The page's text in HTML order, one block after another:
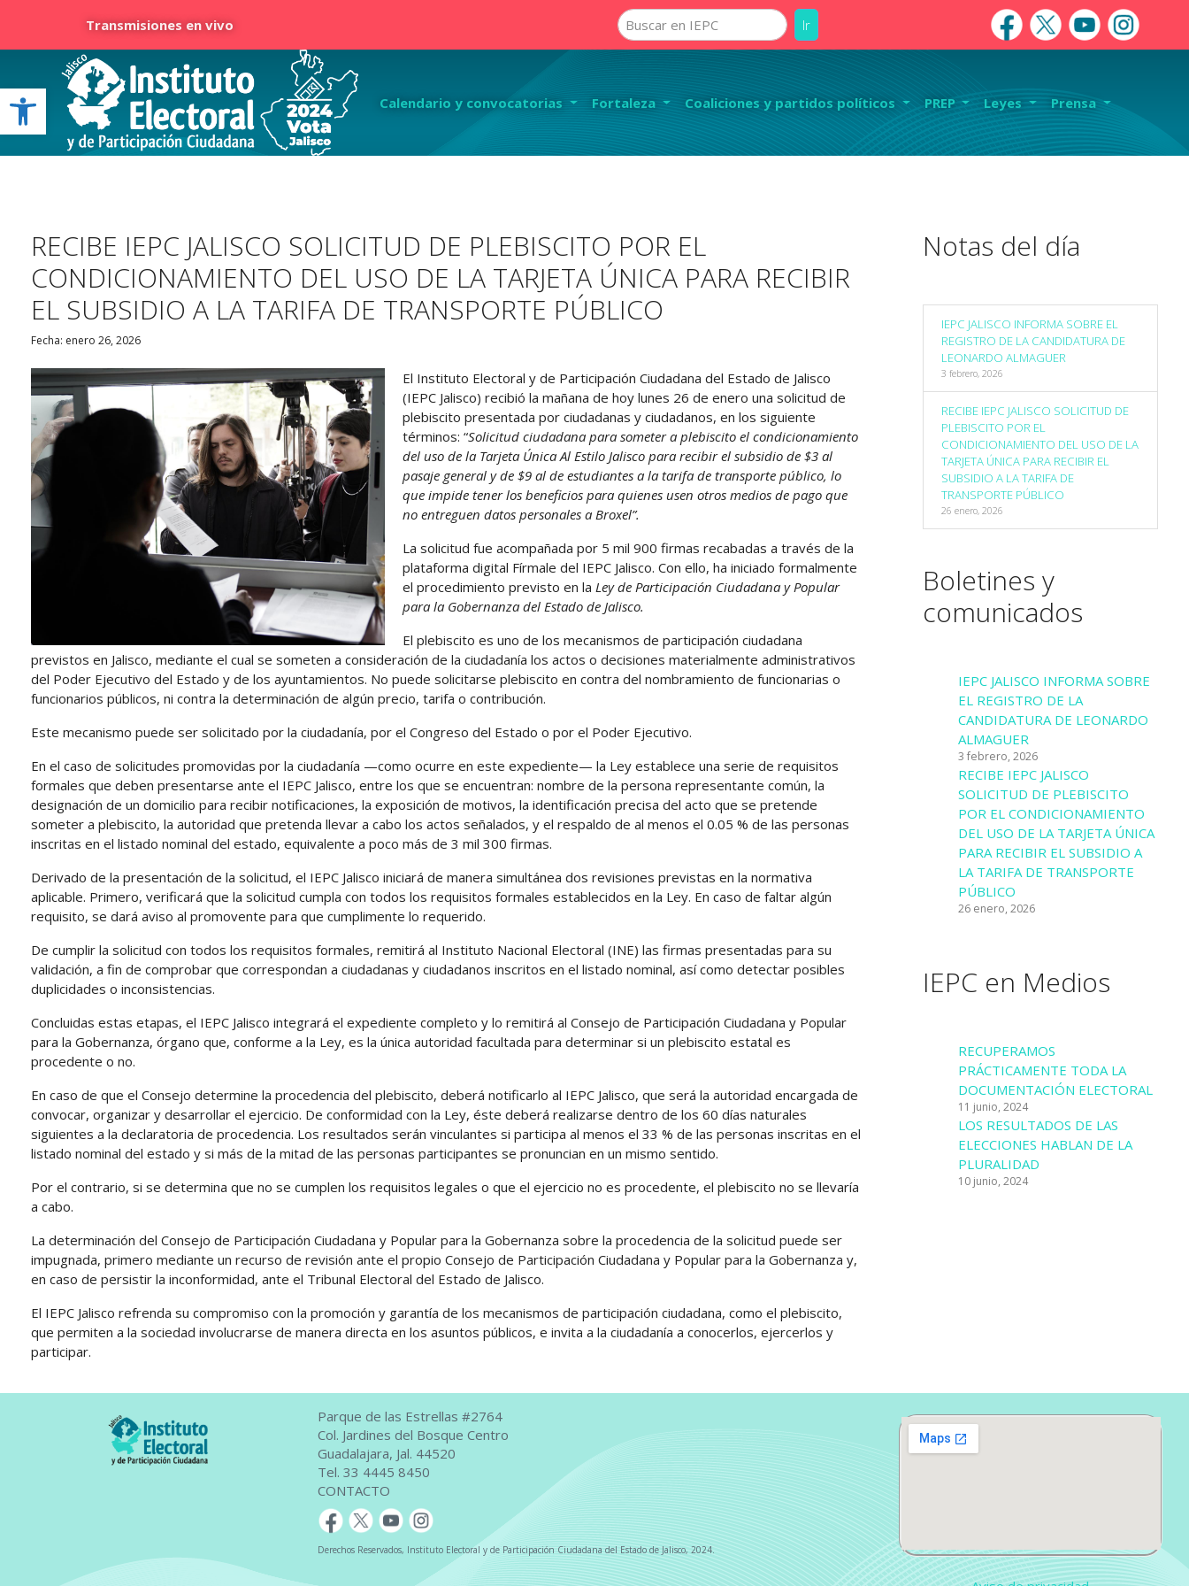
Open toolbar
Transmisiones en vivo Ir
Calendario y convocatorias Fortaleza Coaliciones y partidos políticos PREP Leyes Prensa
RECIBE IEPC JALISCO SOLICITUD DE PLEBISCITO POR EL
CONDICIONAMIENTO DEL USO DE LA TARJETA ÚNICA PARA RECIBIR
EL SUBSIDIO A LA TARIFA DE TRANSPORTE PÚBLICO
Fecha: enero 26, 2026
El Instituto Electoral y de Participación Ciudadana del Estado de Jalisco
(IEPC Jalisco) recibió la mañana de hoy lunes 26 de enero una solicitud de
plebiscito presentada por ciudadanas y ciudadanos, en los siguiente
términos: “Solicitud ciudadana para someter a plebiscito el condicionamiento
del uso de la Tarjeta Única Al Estilo Jalisco para recibir el subsidio de $3 al
pasaje general y de $9 al de estudiantes a la tarifa de transporte público, lo
que impide tener los beneficios para quienes usen otros medios de pago que
no entreguen datos personales a Broxel”.
La solicitud fue acompañada por 5 mil 900 firmas recabadas a través de la
plataforma digital Fírmale del IEPC Jalisco. Con ello, ha iniciado formalmente
el procedimiento previsto en la Ley de Participación Ciudadana y Popular
para la Gobernanza del Estado de Jalisco.
El plebiscito es uno de los mecanismos de participación ciudadana
previstos en Jalisco, mediante el cual se someten a consideración de la ciudadanía los actos o decisiones materialmente administrativos
del Poder Ejecutivo del Estado y de los ayuntamientos. No puede solicitarse plebiscito en contra del nombramiento de funcionarias o
funcionarios públicos, ni contra la determinación de algún precio, tarifa o contribución.
Este mecanismo puede ser solicitado por la ciudadanía, por el Congreso del Estado o por el Poder Ejecutivo.
En el caso de solicitudes promovidas por la ciudadanía —como ocurre en este expediente— la Ley establece una serie de requisitos
formales que deben presentarse ante el IEPC Jalisco, entre los que se encuentran: nombre de la persona representante común, la
designación de un domicilio para recibir notificaciones, la exposición de motivos, la identificación precisa del acto que se pretende
someter a plebiscito, la autoridad que pretenda llevar a cabo los actos señalados, y el respaldo de al menos el 0.05 % de las personas
inscritas en el listado nominal del estado, equivalente a poco más de 3 mil 300 firmas.
Derivado de la presentación de la solicitud, el IEPC Jalisco iniciará de manera simultánea dos revisiones previstas en la normativa
aplicable. Primero, verificará que la solicitud cumpla con todos los requisitos formales establecidos en la Ley. En caso de faltar algún
requisito, se dará aviso al promovente para que cumplimente lo requerido.
De cumplir la solicitud con todos los requisitos formales, remitirá al Instituto Nacional Electoral (INE) las firmas presentadas para su
validación, a fin de comprobar que correspondan a ciudadanas y ciudadanos inscritos en el listado nominal, así como detectar posibles
duplicidades o inconsistencias.
Concluidas estas etapas, el IEPC Jalisco integrará el expediente completo y lo remitirá al Consejo de Participación Ciudadana y Popular
para la Gobernanza, órgano que, conforme a la Ley, es la única autoridad facultada para determinar si un plebiscito estatal es
procedente o no.
En caso de que el Consejo determine la procedencia del plebiscito, deberá notificarlo al IEPC Jalisco, que será la autoridad encargada de
convocar, organizar y desarrollar el ejercicio. De conformidad con la Ley, éste deberá realizarse dentro de los 60 días naturales
siguientes a la declaratoria de procedencia. Los resultados serán vinculantes si participa al menos el 33 % de las personas inscritas en el
listado nominal del estado y si más de la mitad de las personas participantes se pronuncian en un mismo sentido.
Por el contrario, si se determina que no se cumplen los requisitos legales o que el ejercicio no es procedente, el plebiscito no se llevaría
a cabo.
La determinación del Consejo de Participación Ciudadana y Popular para la Gobernanza sobre la procedencia de la solicitud puede ser
impugnada, primero mediante un recurso de revisión ante el propio Consejo de Participación Ciudadana y Popular para la Gobernanza y,
en caso de persistir la inconformidad, ante el Tribunal Electoral del Estado de Jalisco.
El IEPC Jalisco refrenda su compromiso con la promoción y garantía de los mecanismos de participación ciudadana, como el plebiscito,
que permiten a la sociedad involucrarse de manera directa en los asuntos públicos, e invita a la ciudadanía a conocerlos, ejercerlos y
participar.
Notas del día
IEPC JALISCO INFORMA SOBRE EL
REGISTRO DE LA CANDIDATURA DE
LEONARDO ALMAGUER
3 febrero, 2026
RECIBE IEPC JALISCO SOLICITUD DE
PLEBISCITO POR EL
CONDICIONAMIENTO DEL USO DE LA
TARJETA ÚNICA PARA RECIBIR EL
SUBSIDIO A LA TARIFA DE
TRANSPORTE PÚBLICO
26 enero, 2026
Boletines y
comunicados
IEPC JALISCO INFORMA SOBRE
EL REGISTRO DE LA
CANDIDATURA DE LEONARDO
ALMAGUER
3 febrero, 2026
RECIBE IEPC JALISCO
SOLICITUD DE PLEBISCITO
POR EL CONDICIONAMIENTO
DEL USO DE LA TARJETA ÚNICA
PARA RECIBIR EL SUBSIDIO A
LA TARIFA DE TRANSPORTE
PÚBLICO
26 enero, 2026
IEPC en Medios
RECUPERAMOS
PRÁCTICAMENTE TODA LA
DOCUMENTACIÓN ELECTORAL
11 junio, 2024
LOS RESULTADOS DE LAS
ELECCIONES HABLAN DE LA
PLURALIDAD
10 junio, 2024
Parque de las Estrellas #2764
Col. Jardines del Bosque Centro
Guadalajara, Jal. 44520
Tel. 33 4445 8450
CONTACTO
Derechos Reservados, Instituto Electoral y de Participación Ciudadana del Estado de Jalisco, 2024.